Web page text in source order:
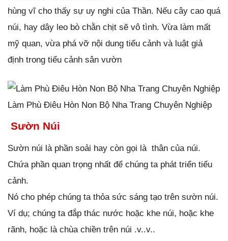
hùng vĩ cho thấy sự uy nghi của Thần. Nếu cây cao quá
núi, hay dây leo bò chằn chịt sẽ vô tình. Vừa làm mất
mỹ quan, vừa phá vỡ nội dung tiểu cảnh và luật giả
định trong tiểu cảnh sân vườn
Làm Phù Điêu Hòn Non Bộ Nha Trang Chuyên Nghiệp
Sườn Núi
Sườn núi là phần soải hay còn gọi là thân của núi.
Chứa phần quan trọng nhất để chúng ta phát triển tiểu
cảnh.
Nó cho phép chúng ta thỏa sức sáng tạo trên sườn núi.
Ví dụ; chúng ta đắp thác nước hoặc khe núi, hoặc khe
rãnh, hoặc là chùa chiền trên núi .v..v..